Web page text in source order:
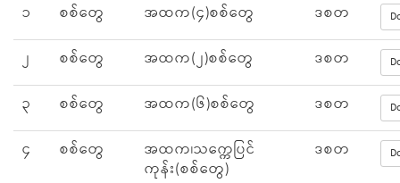
၁
စစ်တွေ အထက(၄)စစ်တွေ ဒစတ
၂ စစ်တွေ အထက(၂)စစ်တွေ ဒစတ
၃ စစ်တွေ အထက(၆)စစ်တွေ ဒစတ
၄ စစ်တွေ အထက၊သက္ကေပြင်
ကုန်း(စစ်တွေ)
ဒစတ